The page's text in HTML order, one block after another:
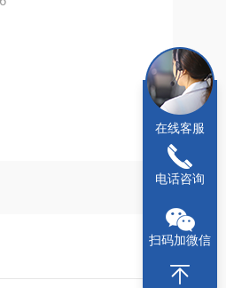
在线客服
电话咨询
扫码加微信